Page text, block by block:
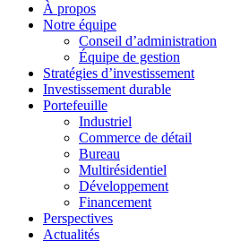
À propos
Notre équipe
Conseil d’administration
Équipe de gestion
Stratégies d’investissement
Investissement durable
Portefeuille
Industriel
Commerce de détail
Bureau
Multirésidentiel
Développement
Financement
Perspectives
Actualités